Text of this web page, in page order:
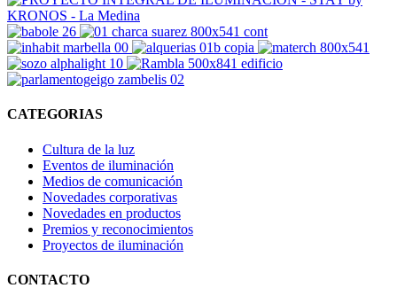
CATEGORIAS
Cultura de la luz
Eventos de iluminación
Medios de comunicación
Novedades corporativas
Novedades en productos
Premios y reconocimientos
Proyectos de iluminación
CONTACTO